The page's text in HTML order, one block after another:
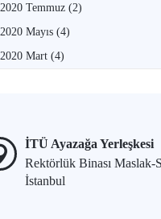
2020 Temmuz (2)
2020 Mayıs (4)
2020 Mart (4)
İTÜ Ayazağa Yerleşkesi
Rektörlük Binası Maslak-
İstanbul